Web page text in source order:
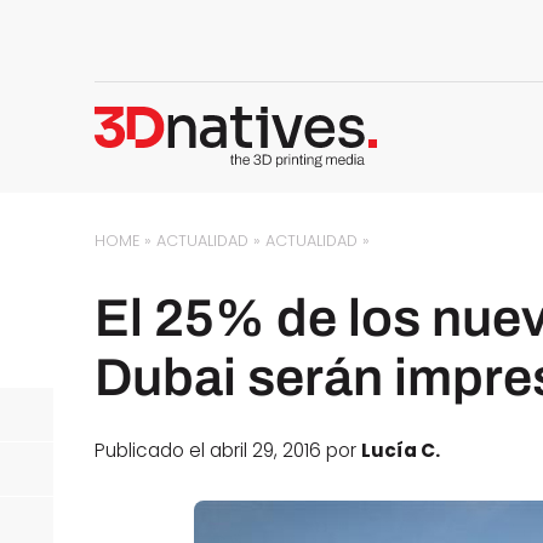
HOME »ACTUALIDAD »ACTUALIDAD »
El 25% de los
Dubai serán
Publicado el abril 29, 2016 por Lucía C.